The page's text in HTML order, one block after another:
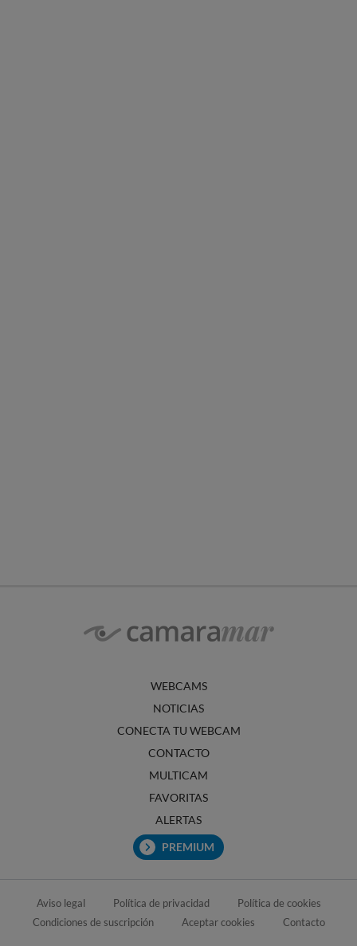
WEBCAMS
NOTICIAS
CONECTA TU WEBCAM
CONTACTO
MULTICAM
FAVORITAS
ALERTAS
PREMIUM
Aviso legal Política de privacidad
Política de cookies
Condiciones de suscripción
Aceptar cookies Contacto